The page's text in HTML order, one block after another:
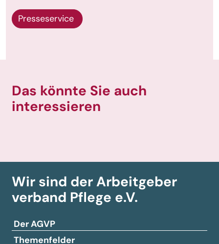
Presseservice
Das könnte Sie auch
interessieren
Wir sind der Arbeitgeber­
verband Pflege e.V.
Der AGVP
Themenfelder